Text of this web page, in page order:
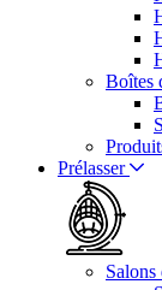
Boîtes
Prélasser
Salons